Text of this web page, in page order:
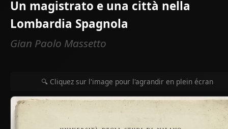
Un magistrato e una città nella
Lombardia Spagnola
Gian Paolo Massetto
🔍 Cliquez sur l'image pour l'agrandir en plein écran